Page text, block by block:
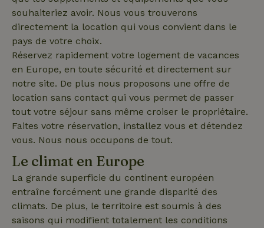
souhaiteriez avoir. Nous vous trouverons
directement la location qui vous convient dans le
pays de votre choix.
Réservez rapidement votre logement de vacances
en Europe, en toute sécurité et directement sur
notre site. De plus nous proposons une offre de
location sans contact qui vous permet de passer
tout votre séjour sans même croiser le propriétaire.
Faites votre réservation, installez vous et détendez
vous. Nous nous occupons de tout.
Le climat en Europe
La grande superficie du continent européen
entraîne forcément une grande disparité des
climats. De plus, le territoire est soumis à des
saisons qui modifient totalement les conditions
lowest-price
_nhftconstraint_search-
group-locations
www.maisonnature.fr
_nhftconstraint_user-
create-account
www.maisonnature.fr